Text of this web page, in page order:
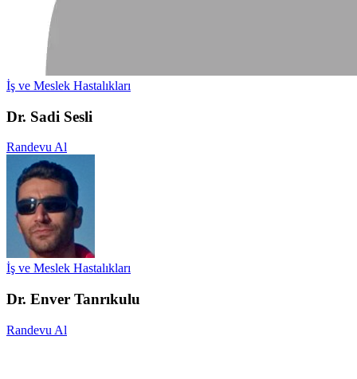
İş ve Meslek Hastalıkları
Dr. Sadi Sesli
Randevu Al
İş ve Meslek Hastalıkları
Dr. Enver Tanrıkulu
Randevu Al